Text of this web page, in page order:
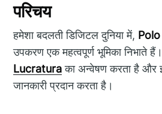
परिचय
हमेशा बदलती डिजिटल दुनिया में,
उपकरण एक महत्वपूर्ण भूमिका निभाते
Lucraturaका अन्वेषण करता है और
जानकारी प्रदान करता है।